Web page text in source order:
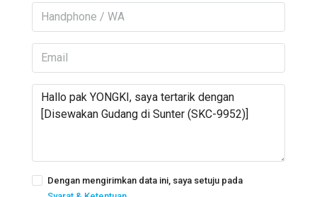
Dengan mengirimkan data ini, saya setuju pada